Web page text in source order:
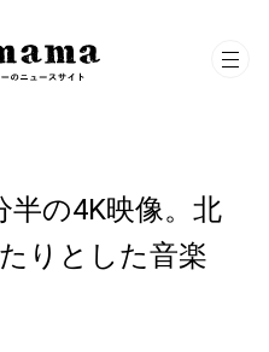
半の4K映像。北
りとした音楽